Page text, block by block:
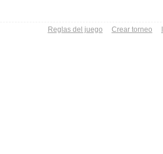
Reglas del juego Crear torneo